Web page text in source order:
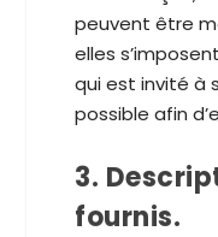
peuvent être
elles
qui est invité à
possible afin
3.
fournis.